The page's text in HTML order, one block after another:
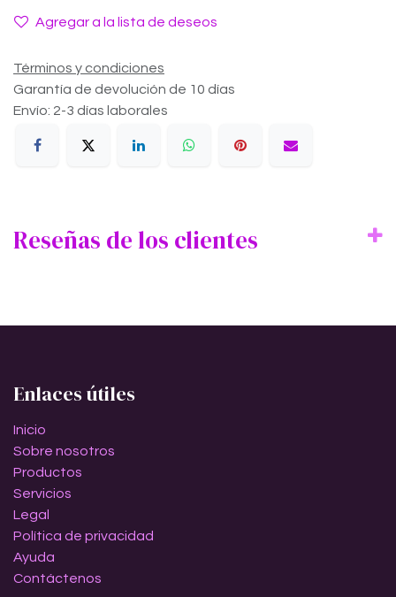
Agregar a la lista de deseos
Términos y condiciones
Garantía de devolución de 10 días
Envío: 2-3 días laborales
Reseñas de los clientes
Enlaces útiles
Inicio
Sobre nosotros
Productos
Servicios
Legal
Política de privacidad
Ayuda
Contáctenos